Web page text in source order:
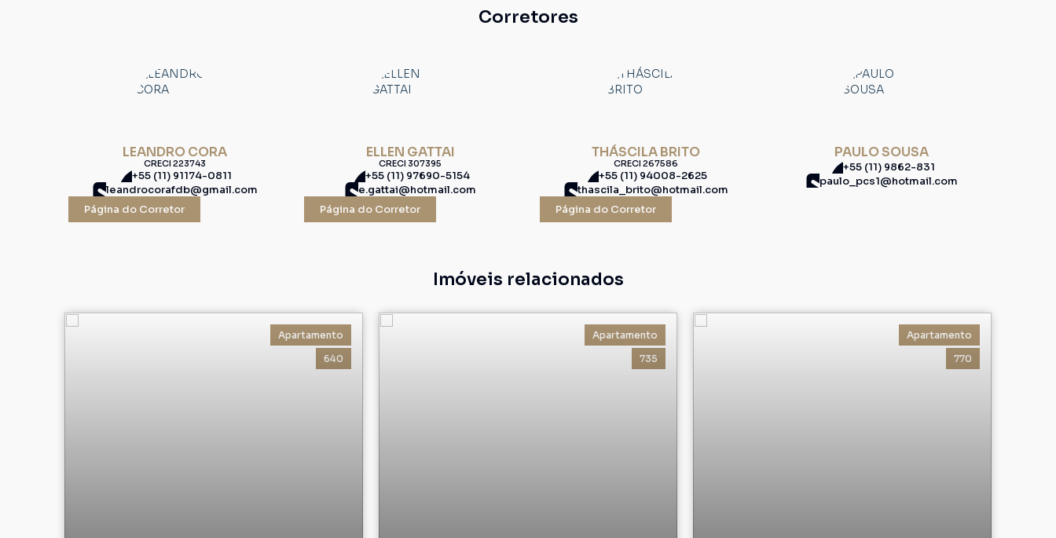
Corretores
LEANDRO CORA
CRECI 223743
+55 (11) 91174-0811
leandrocorafdb@gmail.com
Página do Corretor
ELLEN GATTAI
CRECI 307395
+55 (11) 97690-5154
e.gattai@hotmail.com
Página do Corretor
THÁSCILA BRITO
CRECI 267586
+55 (11) 94008-2625
thascila_brito@hotmail.com
Página do Corretor
PAULO SOUSA
+55 (11) 9862-831
paulo_pcs1@hotmail.com
Imóveis relacionados
Apartamento
640
Apartamento
735
Apartamento
770